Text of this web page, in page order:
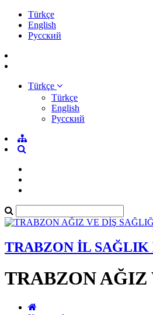
Türkçe
English
Pусский
Türkçe
Türkçe
English
Pусский
TRABZON İL SAĞLIK
TRABZON AĞIZ